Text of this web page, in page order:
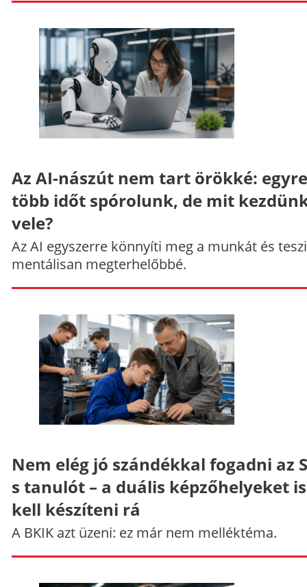
Az AI-nászút nem tart örökké: egyre
több időt spórolunk, de mit
vele?
Az AI egyszerre könnyíti meg a munkát és
mentálisan megterhelőbbé.
Nem elég jó szándékkal fogadni az
s tanulót – a duális képzőhelyeket
kell készíteni rá
A BKIK azt üzeni: ez már nem melléktéma.